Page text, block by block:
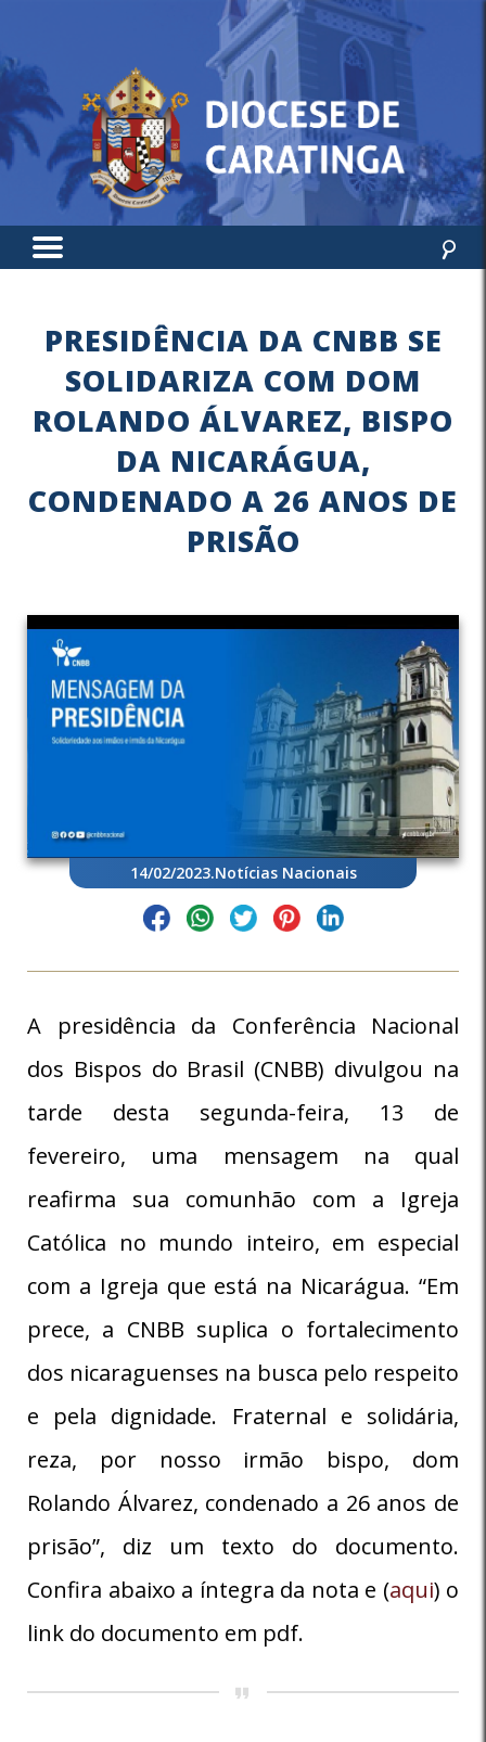
PRESIDÊNCIA DA CNBB SE
SOLIDARIZA COM DOM
ROLANDO ÁLVAREZ, BISPO
DA NICARÁGUA,
CONDENADO A 26 ANOS DE
PRISÃO
14/02/2023.Notícias Nacionais
A presidência da Conferência Nacional
dos Bispos do Brasil (CNBB) divulgou na
tarde desta segunda-feira, 13 de
fevereiro, uma mensagem na qual
reafirma sua comunhão com a Igreja
Católica no mundo inteiro, em especial
com a Igreja que está na Nicarágua. “Em
prece, a CNBB suplica o fortalecimento
dos nicaraguenses na busca pelo respeito
e pela dignidade. Fraternal e solidária,
reza, por nosso irmão bispo, dom
Rolando Álvarez, condenado a 26 anos de
prisão”, diz um texto do documento.
Confira abaixo a íntegra da nota e (aqui) o
link do documento em pdf.